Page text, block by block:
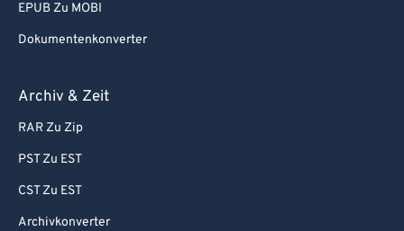
EPUB Zu MOBI
Dokumentenkonverter
Archiv & Zeit
RAR Zu Zip
PST Zu EST
CST Zu EST
Archivkonverter